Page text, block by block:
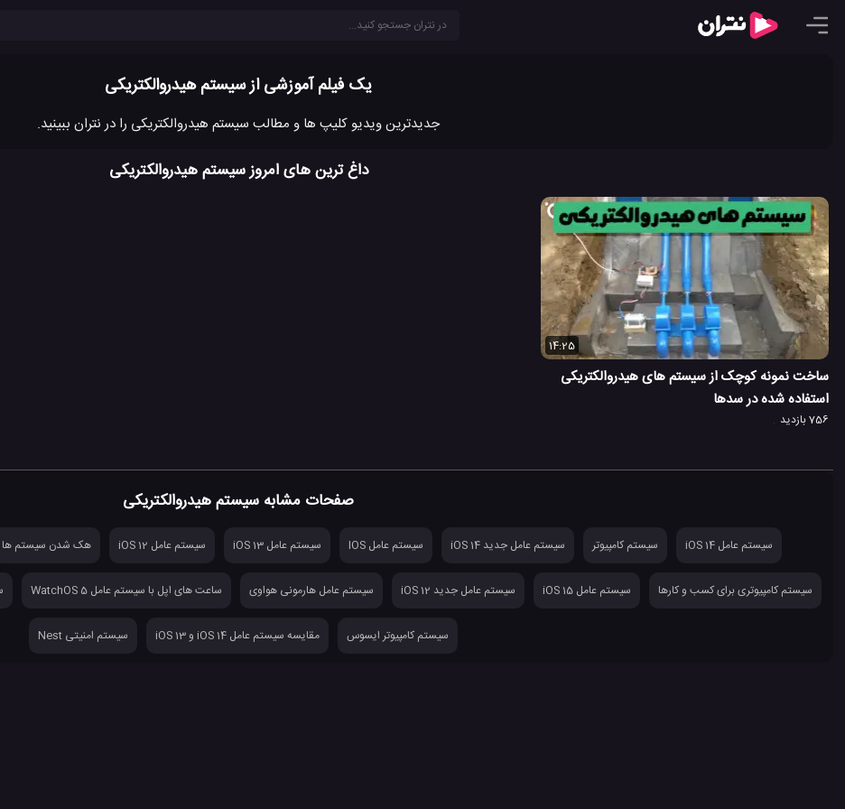
یک فیلم آموزشی از سیستم هیدروالکتریکی
جدیدترین ویدیو کلیپ ها و مطالب سیستم هیدروالکتریکی را در نتران ببینید.
داغ ترین های امروز سیستم هیدروالکتریکی
14:25
ساخت نمونه کوچک از سیستم های هیدروالکتریکی
استفاده شده در سدها
756 بازدید
صفحات مشابه سیستم هیدروالکتریکی
سیستم عامل iOS 14 سیستم کامپیوتر سیستم عامل جدید iOS 14 سیستم عامل IOS سیستم عامل iOS 13 سیستم عامل iOS 12 هک شدن سیستم ها
سیستم کامپیوتری برای کسب و کارها سیستم عامل iOS 15 سیستم عامل جدید iOS 12 سیستم عامل هارمونی هواوی ساعت های اپل با سیستم عامل WatchOS 5
سیستم کامپیوتر ایسوس مقایسه سیستم عامل iOS 14 و iOS 13 سیستم امنیتی Nest